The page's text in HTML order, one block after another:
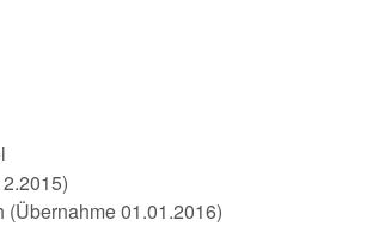
(Übernahme 01.01.2016)